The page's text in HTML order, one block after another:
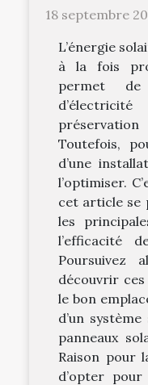
18 septembre
L’énergie
à la fois
permet
Toutefois,
d’une
l’optimiser.
cet article se
les
l’efficacité
Poursuivez
découvrir
le bon
d’un
panneaux
Raison pour
d’opter